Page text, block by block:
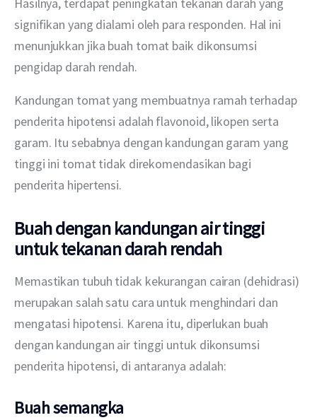
signifikan yang dialami oleh para responden. Hal ini
menunjukkan jika buah tomat baik dikonsumsi
pengidap darah rendah.
Kandungan tomat yang membuatnya ramah terhadap
penderita hipotensi adalah flavonoid, likopen serta
garam. Itu sebabnya dengan kandungan garam yang
tinggi ini tomat tidak direkomendasikan bagi
penderita hipertensi.
Buah dengan kandungan air tinggi
untuk tekanan darah rendah
Memastikan tubuh tidak kekurangan cairan (dehidrasi)
merupakan salah satu cara untuk menghindari dan
mengatasi hipotensi. Karena itu, diperlukan buah
dengan kandungan air tinggi untuk dikonsumsi
penderita hipotensi, di antaranya adalah:
Buah semangka